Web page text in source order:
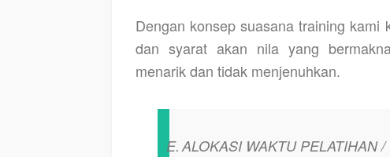
Dengan konsep suasana training kami
dan syarat akan nila yang
menarik dan tidak menjenuhkan.
E. ALOKASI WAKTU PELATIHAN